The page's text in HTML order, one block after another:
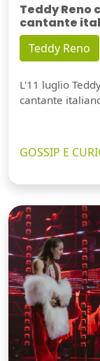
Teddy Reno
cantante
Teddy Reno
L'11 luglio
cantante
GOSSIP E